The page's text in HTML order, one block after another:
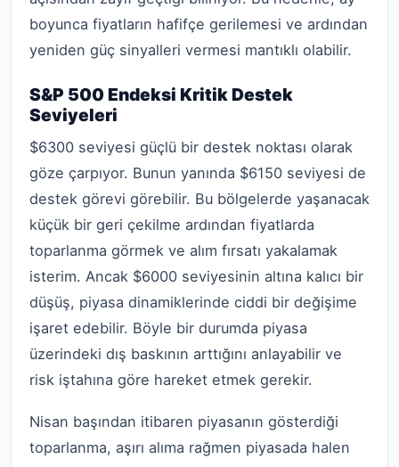
boyunca fiyatların hafifçe gerilemesi ve ardından
yeniden güç sinyalleri vermesi mantıklı olabilir.
S&P 500 Endeksi Kritik Destek
Seviyeleri
$6300 seviyesi güçlü bir destek noktası olarak
göze çarpıyor. Bunun yanında $6150 seviyesi de
destek görevi görebilir. Bu bölgelerde yaşanacak
küçük bir geri çekilme ardından fiyatlarda
toparlanma görmek ve alım fırsatı yakalamak
isterim. Ancak $6000 seviyesinin altına kalıcı bir
düşüş, piyasa dinamiklerinde ciddi bir değişime
işaret edebilir. Böyle bir durumda piyasa
üzerindeki dış baskının arttığını anlayabilir ve
risk iştahına göre hareket etmek gerekir.
Nisan başından itibaren piyasanın gösterdiği
toparlanma, aşırı alıma rağmen piyasada halen